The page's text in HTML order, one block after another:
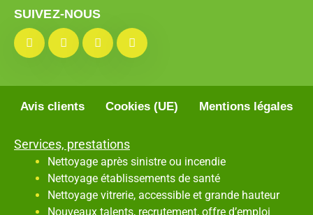
SUIVEZ-NOUS
Avis clients Cookies (UE) Mentions légales
Services, prestations
Nettoyage après sinistre ou incendie
Nettoyage établissements de santé
Nettoyage vitrerie, accessible et grande hauteur
Nouveaux talents, recrutement, offre d’emploi